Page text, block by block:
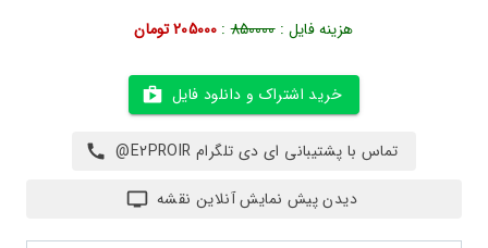
هزینه فایل :850000
: 205000 تومان
خرید اشتراک و دانلود فایل
تماس با پشتیبانی ای دی تلگرام E2PROIR@
دیدن پیش نمایش آنلاین نقشه